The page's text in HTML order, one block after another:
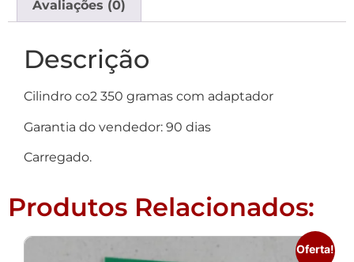
Avaliações (0)
Descrição
Cilindro co2 350 gramas com adaptador
Garantia do vendedor: 90 dias
Carregado.
Produtos Relacionados:
Oferta!